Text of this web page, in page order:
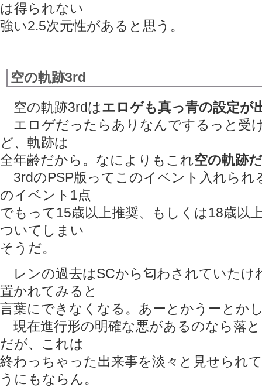
は得られない
強い2.5次元性があると思う。
空の軌跡3rd
空の軌跡3rdはエロゲも真っ青の設定が
エロゲだったらありなんでするっと受
ど、軌跡は
全年齢だから。なによりもこれ空の軌跡
3rdのPSP版ってこのイベント入れら
のイベント1点
でもって15歳以上推奨、もしくは18歳以
ついてしまい
そうだ。
レンの過去はSCから匂わされていたけ
置かれてみると
言葉にできなくなる。あーとかうーとか
現在進行形の明確な悪があるのなら落
だが、これは
終わっちゃった出来事を淡々と見せられ
うにもならん。